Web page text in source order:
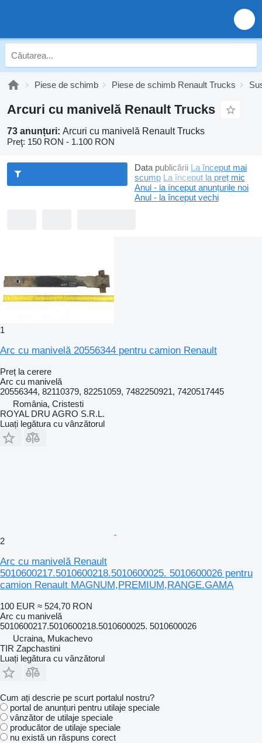
Piese de schimb Piese de schimb Renault Trucks
Arcuri cu manivelă Renault Trucks
73 anunțuri: Arcuri cu manivelă Renault Trucks
Preţ: 150 RON - 1.100 RON
Data publicării La început mai
scump La început la preț mic
Anul - la început anunțurile noi
Anul - la început vechi
1
Arc cu manivelă 20556344 pentru camion Renault
Preț la cerere
Arc cu manivelă
20556344, 82110379, 82251059, 7482250921, 7420517445
România, Cristesti
ROYAL DRU AGRO S.R.L.
Luați legătura cu vânzătorul
2
Arc cu manivelă Renault
5010600217.5010600218.5010600025. 5010600026 pentru
camion Renault MAGNUM,PREMIUM,RANGE.GAMA
100 EUR ≈ 524,70 RON
Arc cu manivelă
5010600217.5010600218.5010600025. 5010600026
Ucraina, Mukachevo
TIR Zapchastini
Luați legătura cu vânzătorul
Cum ați descrie pe scurt portalul nostru?
portal de anunțuri pentru utilaje speciale
vânzător de utilaje speciale
producător de utilaje speciale
nu există un răspuns corect